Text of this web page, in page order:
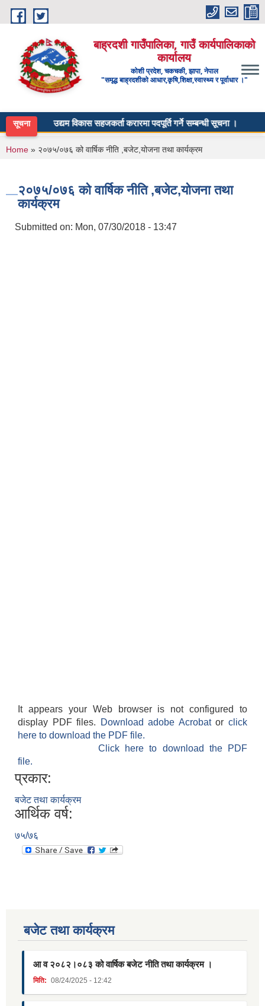
Skip to main content
बाह्रदशी गाउँपालिका, गाउँ कार्यपालिकाको
कार्यालय
कोशी प्रदेश, चकचकी, झापा, नेपाल
"समृद्ध बाह्रदशीको आधार,कृषि,शिक्षा,स्वास्थ्य र पूर्वाधार ।"
सूचना उद्यम विकास सहजकर्ता करारमा पदपूर्ति गर्ने सम्बन्धी सूचना ।
You are here
Home » २०७५/०७६ को वार्षिक नीति ,बजेट,योजना तथा कार्यक्रम
२०७५/०७६ को वार्षिक नीति ,बजेट,योजना तथा
कार्यक्रम
Submitted on: Mon, 07/30/2018 - 13:47
It appears your Web browser is not configured to
display PDF files.
Download adobe Acrobatorclick
here to download the PDF file.
Click here to download the PDF
file.
प्रकार:
बजेट तथा कार्यक्रम
आर्थिक वर्ष:
७५/७६
बजेट तथा कार्यक्रम
आ व २०८२।०८३ को वार्षिक बजेट नीति तथा कार्यक्रम ।
मिति: 08/24/2025 - 12:42